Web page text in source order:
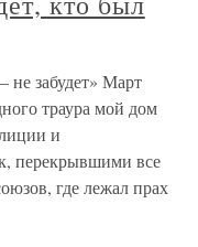
забудет» Март
траура мой дом
и
перекрывшими все
где лежал прах